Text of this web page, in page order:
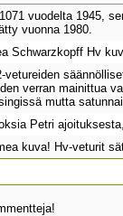
vuodelta 1945,
vuonna 1980.
Schwarzkopff Hv
vetureiden
verran mainittua
mutta
Petri
kuva! Hv-veturit